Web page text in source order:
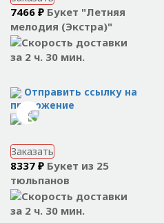
7466 ₽ Букет "Летняя
мелодия (Экстра)"
за 2 ч. 30 мин.
Отправить ссылку на
приложение
Заказать
8337 ₽ Букет из 25
тюльпанов
за 2 ч. 30 мин.